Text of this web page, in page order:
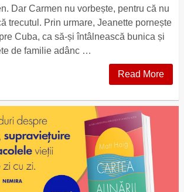
Dar Carmen nu vorbește, pentru că nu
trecutul. Prin urmare, Jeanette pornește
Cuba, ca să-și întâlnească bunica și
de familie adânc …
Read More